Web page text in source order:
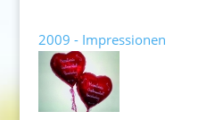
2009 - Impressionen